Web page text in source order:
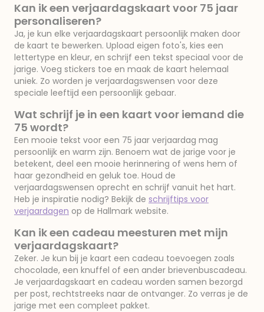
Kan ik een verjaardagskaart voor 75 jaar
personaliseren?
Ja, je kun elke verjaardagskaart persoonlijk maken door
de kaart te bewerken. Upload eigen foto's, kies een
lettertype en kleur, en schrijf een tekst speciaal voor de
jarige. Voeg stickers toe en maak de kaart helemaal
uniek. Zo worden je verjaardagswensen voor deze
speciale leeftijd een persoonlijk gebaar.
Wat schrijf je in een kaart voor iemand die
75 wordt?
Een mooie tekst voor een 75 jaar verjaardag mag
persoonlijk en warm zijn. Benoem wat de jarige voor je
betekent, deel een mooie herinnering of wens hem of
haar gezondheid en geluk toe. Houd de
verjaardagswensen oprecht en schrijf vanuit het hart.
Heb je inspiratie nodig? Bekijk de schrijftips voor
verjaardagen op de Hallmark website.
Kan ik een cadeau meesturen met mijn
verjaardagskaart?
Zeker. Je kun bij je kaart een cadeau toevoegen zoals
chocolade, een knuffel of een ander brievenbuscadeau.
Je verjaardagskaart en cadeau worden samen bezorgd
per post, rechtstreeks naar de ontvanger. Zo verras je de
jarige met een compleet pakket.